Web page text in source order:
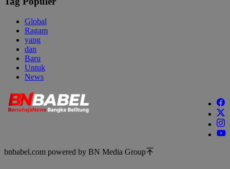
Global
Ragam
yang
dan
Baru
Untuk
News
bnbabel.com powered by BN Media Group